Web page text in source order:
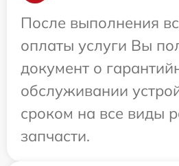
После выполнения
оплаты услуги Вы
документ о
обслуживании
сроком на все виды
запчасти.